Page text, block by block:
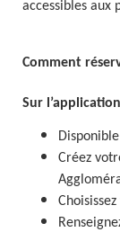
accessibles aux
Comment
Sur
Créez